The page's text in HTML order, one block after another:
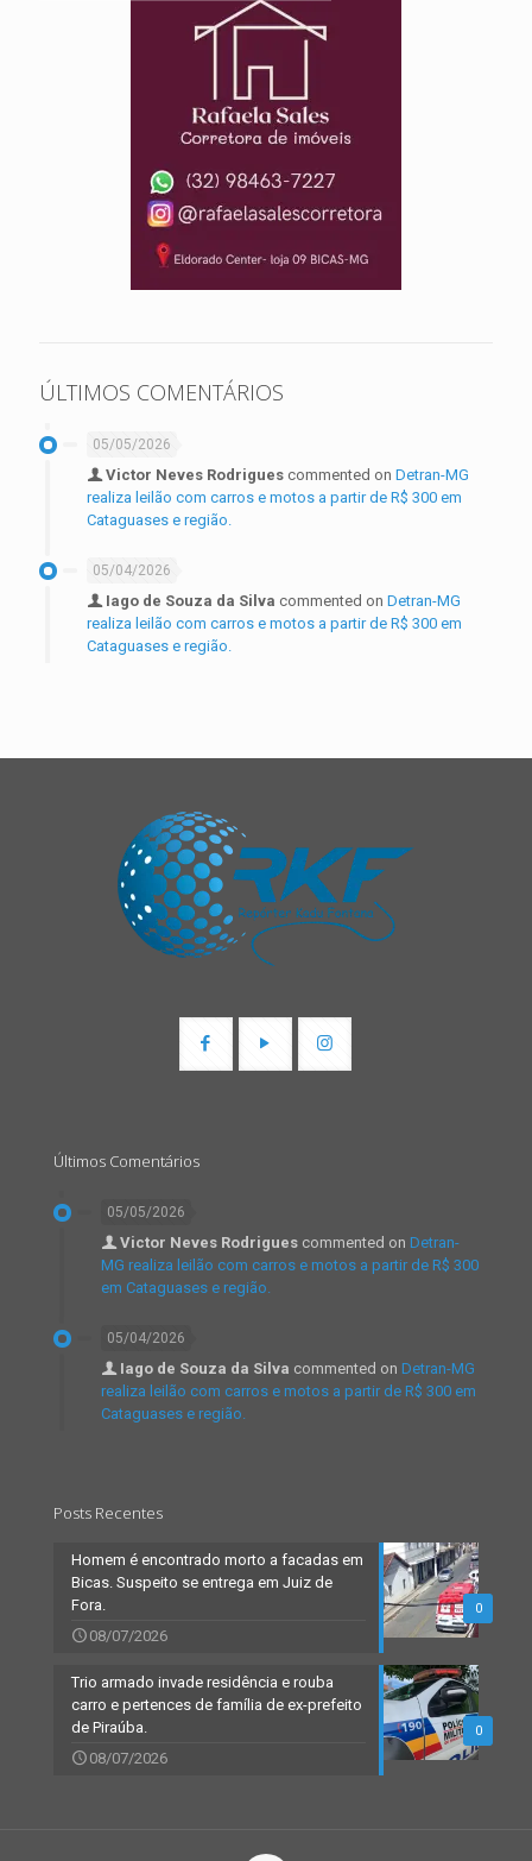
ÚLTIMOS COMENTÁRIOS
05/05/2026
Victor Neves Rodrigues commented on Detran-MG
realiza leilão com carros e motos a partir de R$ 300 em
Cataguases e região.
05/04/2026
Iago de Souza da Silva commented on Detran-MG
realiza leilão com carros e motos a partir de R$ 300 em
Cataguases e região.
Últimos Comentários
05/05/2026
Victor Neves Rodrigues commented on Detran-
MG realiza leilão com carros e motos a partir de R$ 300
em Cataguases e região.
05/04/2026
Iago de Souza da Silva commented on Detran-MG
realiza leilão com carros e motos a partir de R$ 300 em
Cataguases e região.
Posts Recentes
0
Homem é encontrado morto a facadas em
Bicas. Suspeito se entrega em Juiz de
Fora.
08/07/2026
0
Trio armado invade residência e rouba
carro e pertences de família de ex-prefeito
de Piraúba.
08/07/2026